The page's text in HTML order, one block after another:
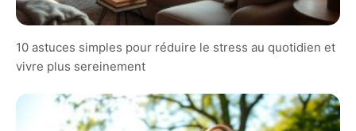
10 astuces simples pour réduire le stress au quotidien et
vivre plus sereinement